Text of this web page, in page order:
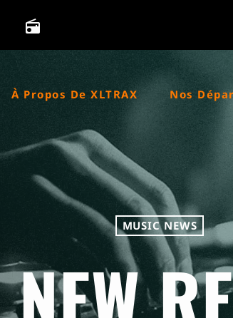
radio
À Propos De XLTRAX Nos
MUSIC NEWS